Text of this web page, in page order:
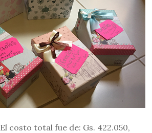
costo total fue de: Gs. 422.050,